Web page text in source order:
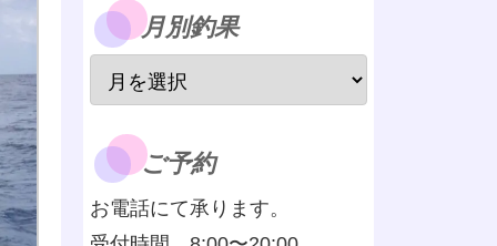
月別釣果
ご予約
お電話にて承ります。